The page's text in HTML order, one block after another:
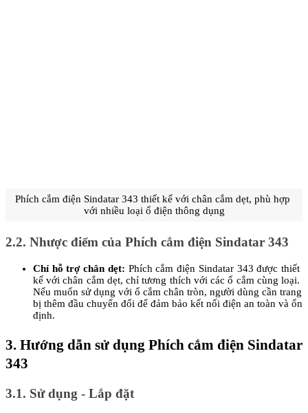
Phích cắm điện Sindatar 343 thiết kế với chân cắm dẹt, phù hợp
với nhiều loại ổ điện thông dụng
2.2. Nhược điểm của Phích cắm điện Sindatar 343
Chỉ hỗ trợ chân dẹt: Phích cắm điện Sindatar 343 được thiết
kế với chân cắm dẹt, chỉ tương thích với các ổ cắm cùng loại.
Nếu muốn sử dụng với ổ cắm chân tròn, người dùng cần trang
bị thêm đầu chuyển đổi để đảm bảo kết nối điện an toàn và ổn
định.
3. Hướng dẫn sử dụng Phích cắm điện Sindatar
343
3.1. Sử dụng - Lắp đặt